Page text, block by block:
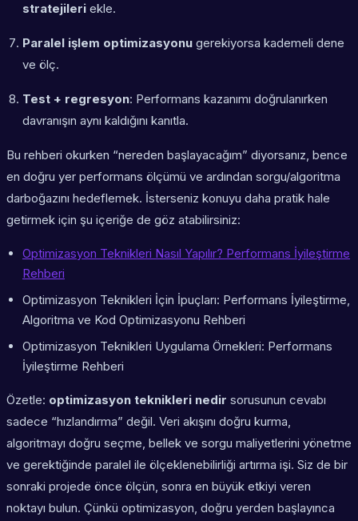
stratejileri ekle.
Paralel işlem optimizasyonu gerekiyorsa kademeli dene
ve ölç.
Test + regresyon: Performans kazanımı doğrulanırken
davranışın aynı kaldığını kanıtla.
Bu rehberi okurken “nereden başlayacağım” diyorsanız, bence
en doğru yer performans ölçümü ve ardından sorgu/algoritma
darboğazını hedeflemek. İsterseniz konuyu daha pratik hale
getirmek için şu içeriğe de göz atabilirsiniz:
Optimizasyon Teknikleri Nasıl Yapılır? Performans İyileştirme
Rehberi
Optimizasyon Teknikleri İçin İpuçları: Performans İyileştirme,
Algoritma ve Kod Optimizasyonu Rehberi
Optimizasyon Teknikleri Uygulama Örnekleri: Performans
İyileştirme Rehberi
Özetle: optimizasyon teknikleri nedir sorusunun cevabı
sadece “hızlandırma” değil. Veri akışını doğru kurma,
algoritmayı doğru seçme, bellek ve sorgu maliyetlerini yönetme
ve gerektiğinde paralel ile ölçeklenebilirliği artırma işi. Siz de bir
sonraki projede önce ölçün, sonra en büyük etkiyi veren
noktayı bulun. Çünkü optimizasyon, doğru yerden başlayınca